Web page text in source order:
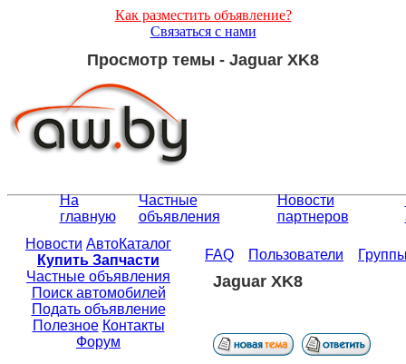
Как разместить объявление?
Связаться с нами
Просмотр темы - Jaguar XK8
На
главную
Частные
объявления
Новости
партнеров
Новости АвтоКаталог
Купить Запчасти
Частные объявления
Поиск автомобилей
Подать объявление
Полезное Контакты
Форум
FAQ Пользователи
Jaguar XK8